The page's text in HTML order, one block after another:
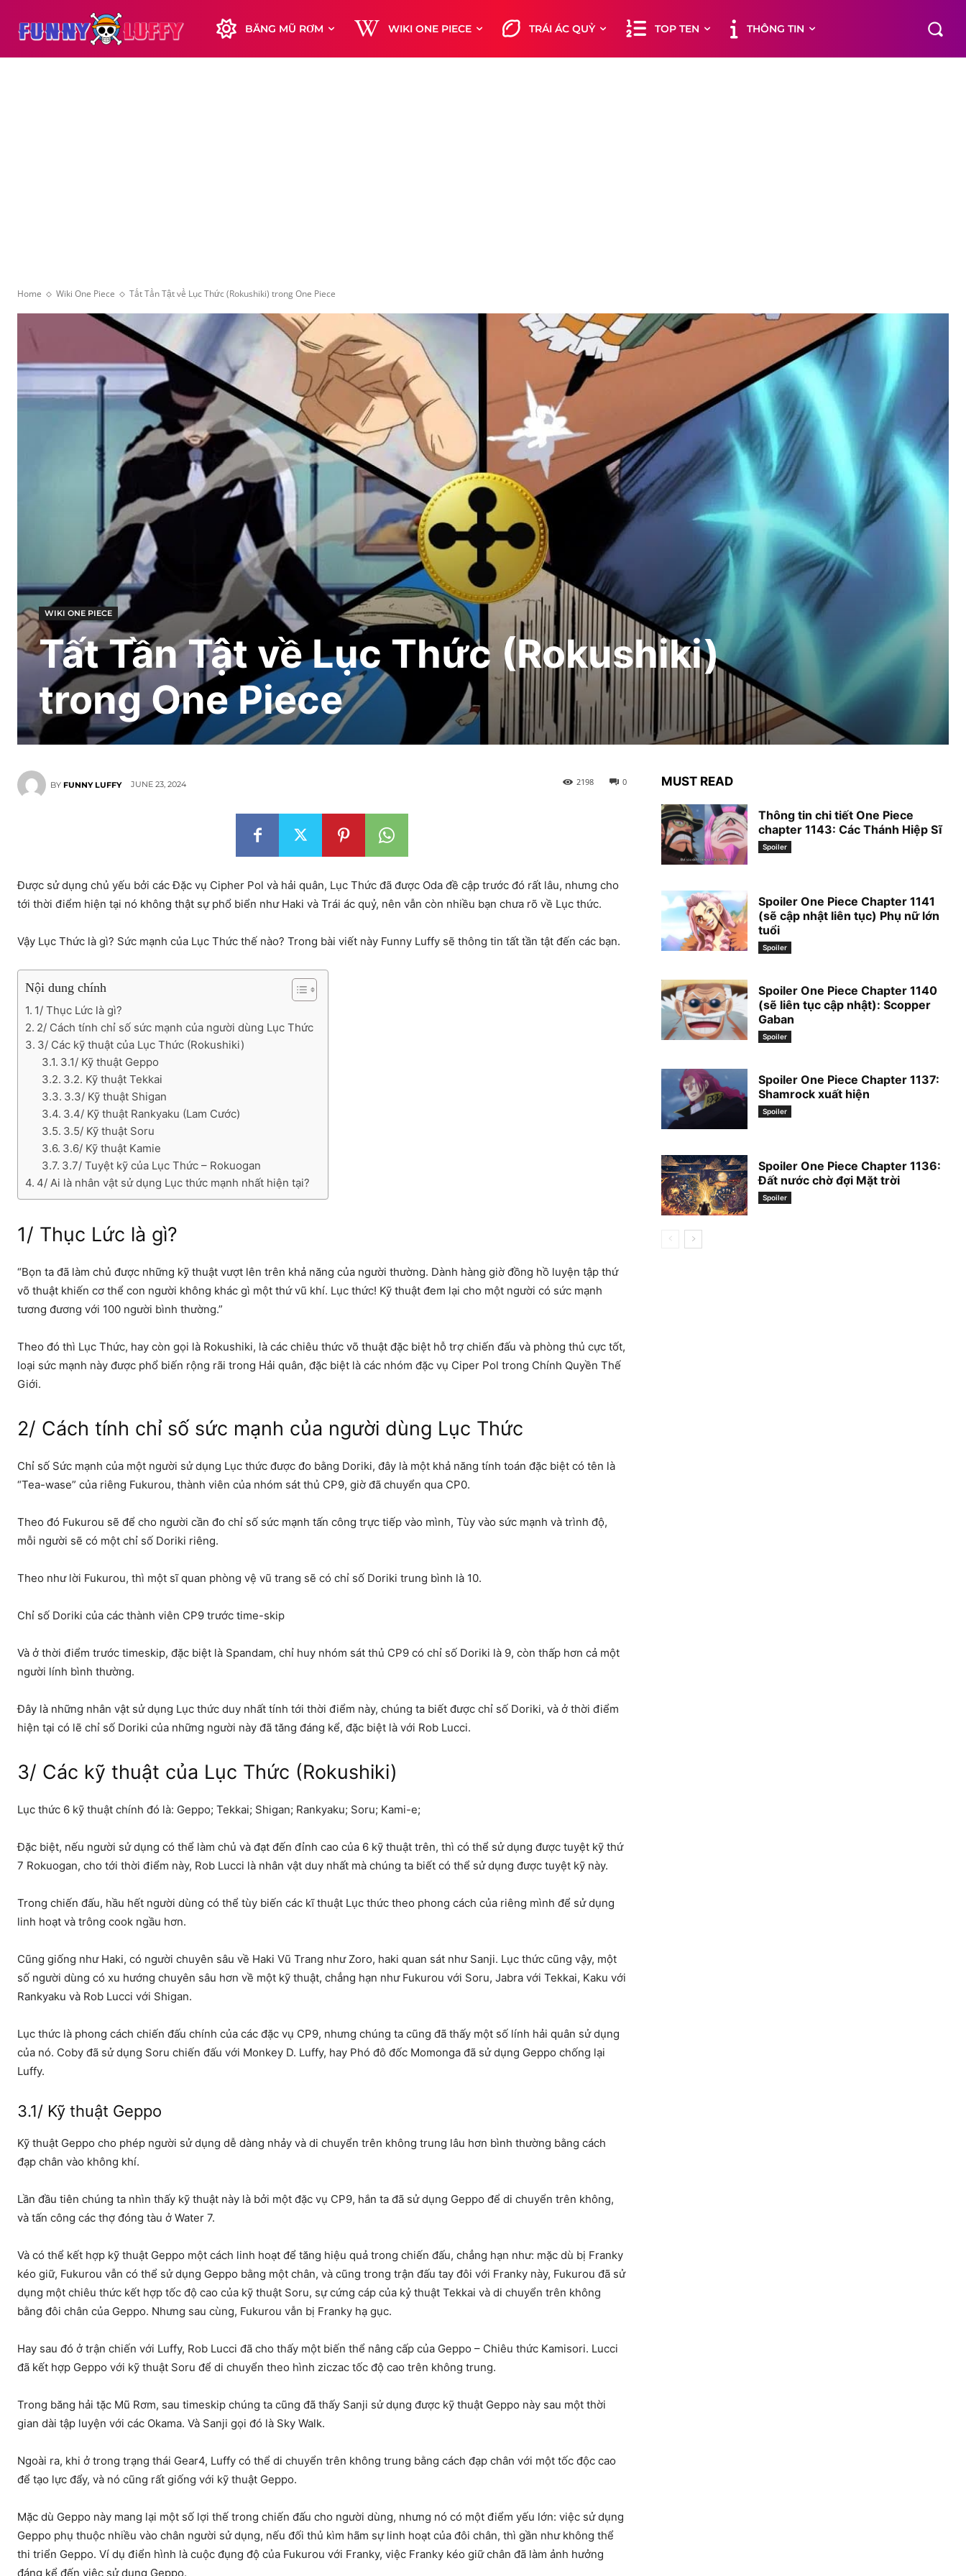
BĂNG MŨ RƠM WIKI ONE PIECE TRÁI ÁC QUỶ TOP TEN THÔNG TIN
Home Wiki One Piece Tất Tần Tật về Lục Thức (Rokushiki) trong One Piece
WIKI ONE PIECE
Tất Tần Tật về Lục Thức (Rokushiki)
trong One Piece
BY FUNNY LUFFY JUNE 23, 2024 0
2198
Được sử dụng chủ yếu bởi các Đặc vụ Cipher Pol và hải quân, Lục Thức đã được Oda đề cập trước đó rất lâu, nhưng cho
tới thời điểm hiện tại nó không thật sự phổ biển như Haki và Trái ác quỷ, nên vẫn còn nhiều bạn chưa rõ về Lục thức.
Vậy Lục Thức là gì? Sức mạnh của Lục Thức thế nào? Trong bài viết này Funny Luffy sẽ thông tin tất tần tật đến các bạn.
Nội dung chính
1/ Thục Lức là gì?
2/ Cách tính chỉ số sức mạnh của người dùng Lục Thức
3/ Các kỹ thuật của Lục Thức (Rokushiki)
3.1/ Kỹ thuật Geppo
3.2. Kỹ thuật Tekkai
3.3/ Kỹ thuật Shigan
3.4/ Kỹ thuật Rankyaku (Lam Cước)
3.5/ Kỹ thuật Soru
3.6/ Kỹ thuật Kamie
3.7/ Tuyệt kỹ của Lục Thức – Rokuogan
4/ Ai là nhân vật sử dụng Lục thức mạnh nhất hiện tại?
1/ Thục Lức là gì?
“Bọn ta đã làm chủ được những kỹ thuật vượt lên trên khả năng của người thường. Dành hàng giờ đồng hồ luyện tập thứ
võ thuật khiến cơ thể con người không khác gì một thứ vũ khí. Lục thức! Kỹ thuật đem lại cho một người có sức mạnh
tương đương với 100 người bình thường.”
Theo đó thì Lục Thức, hay còn gọi là Rokushiki, là các chiêu thức võ thuật đặc biệt hỗ trợ chiến đấu và phòng thủ cực tốt,
loại sức mạnh này được phổ biến rộng rãi trong Hải quân, đặc biệt là các nhóm đặc vụ Ciper Pol trong Chính Quyền Thế
Giới.
2/ Cách tính chỉ số sức mạnh của người dùng Lục Thức
Chỉ số Sức mạnh của một người sử dụng Lục thức được đo bằng Doriki, đây là một khả năng tính toán đặc biệt có tên là
“Tea-wase” của riêng Fukurou, thành viên của nhóm sát thủ CP9, giờ đã chuyển qua CP0.
Theo đó Fukurou sẽ để cho người cần đo chỉ số sức mạnh tấn công trực tiếp vào mình, Tùy vào sức mạnh và trình độ,
mỗi người sẽ có một chỉ số Doriki riêng.
Theo như lời Fukurou, thì một sĩ quan phòng vệ vũ trang sẽ có chỉ số Doriki trung bình là 10.
Chỉ số Doriki của các thành viên CP9 trước time-skip
Và ở thời điểm trước timeskip, đặc biệt là Spandam, chỉ huy nhóm sát thủ CP9 có chỉ số Doriki là 9, còn thấp hơn cả một
người lính bình thường.
Đây là những nhân vật sử dụng Lục thức duy nhất tính tới thời điểm này, chúng ta biết được chỉ số Doriki, và ở thời điểm
hiện tại có lẽ chỉ số Doriki của những người này đã tăng đáng kể, đặc biệt là với Rob Lucci.
3/ Các kỹ thuật của Lục Thức (Rokushiki)
Lục thức 6 kỹ thuật chính đó là: Geppo; Tekkai; Shigan; Rankyaku; Soru; Kami-e;
Đặc biệt, nếu người sử dụng có thể làm chủ và đạt đến đỉnh cao của 6 kỹ thuật trên, thì có thể sử dụng được tuyệt kỹ thứ
7 Rokuogan, cho tới thời điểm này, Rob Lucci là nhân vật duy nhất mà chúng ta biết có thể sử dụng được tuyệt kỹ này.
Trong chiến đấu, hầu hết người dùng có thể tùy biến các kĩ thuật Lục thức theo phong cách của riêng mình để sử dụng
linh hoạt và trông cook ngầu hơn.
Cũng giống như Haki, có người chuyên sâu về Haki Vũ Trang như Zoro, haki quan sát như Sanji. Lục thức cũng vậy, một
số người dùng có xu hướng chuyên sâu hơn về một kỹ thuật, chẳng hạn như Fukurou với Soru, Jabra với Tekkai, Kaku với
Rankyaku và Rob Lucci với Shigan.
Lục thức là phong cách chiến đấu chính của các đặc vụ CP9, nhưng chúng ta cũng đã thấy một số lính hải quân sử dụng
của nó. Coby đã sử dụng Soru chiến đấu với Monkey D. Luffy, hay Phó đô đốc Momonga đã sử dụng Geppo chống lại
Luffy.
3.1/ Kỹ thuật Geppo
Kỹ thuật Geppo cho phép người sử dụng dễ dàng nhảy và di chuyển trên không trung lâu hơn bình thường bằng cách
đạp chân vào không khí.
Lần đầu tiên chúng ta nhìn thấy kỹ thuật này là bởi một đặc vụ CP9, hắn ta đã sử dụng Geppo để di chuyển trên không,
và tấn công các thợ đóng tàu ở Water 7.
Và có thể kết hợp kỹ thuật Geppo một cách linh hoạt để tăng hiệu quả trong chiến đấu, chẳng hạn như: mặc dù bị Franky
kéo giữ, Fukurou vẫn có thể sử dụng Geppo bằng một chân, và cũng trong trận đấu tay đôi với Franky này, Fukurou đã sử
dụng một chiêu thức kết hợp tốc độ cao của kỹ thuật Soru, sự cứng cáp của kỷ thuật Tekkai và di chuyển trên không
bằng đôi chân của Geppo. Nhưng sau cùng, Fukurou vẫn bị Franky hạ gục.
Hay sau đó ở trận chiến với Luffy, Rob Lucci đã cho thấy một biến thể nâng cấp của Geppo – Chiêu thức Kamisori. Lucci
đã kết hợp Geppo với kỹ thuật Soru để di chuyển theo hình ziczac tốc độ cao trên không trung.
Trong băng hải tặc Mũ Rơm, sau timeskip chúng ta cũng đã thấy Sanji sử dụng được kỹ thuật Geppo này sau một thời
gian dài tập luyện với các Okama. Và Sanji gọi đó là Sky Walk.
Ngoài ra, khi ở trong trạng thái Gear4, Luffy có thể di chuyển trên không trung bằng cách đạp chân với một tốc độc cao
để tạo lực đẩy, và nó cũng rất giống với kỹ thuật Geppo.
Mặc dù Geppo này mang lại một số lợi thế trong chiến đấu cho người dùng, nhưng nó có một điểm yếu lớn: việc sử dụng
Geppo phụ thuộc nhiều vào chân người sử dụng, nếu đối thủ kìm hãm sự linh hoạt của đôi chân, thì gần như không thể
thi triển Geppo. Ví dụ điển hình là cuộc đụng độ của Fukurou với Franky, việc Franky kéo giữ chân đã làm ảnh hưởng
đáng kể đến việc sử dụng Geppo.
MUST READ
Thông tin chi tiết One Piece
chapter 1143: Các Thánh Hiệp Sĩ
Spoiler
Spoiler One Piece Chapter 1141
(sẽ cập nhật liên tục) Phụ nữ lớn
tuổi
Spoiler
Spoiler One Piece Chapter 1140
(sẽ liên tục cập nhật): Scopper
Gaban
Spoiler
Spoiler One Piece Chapter 1137:
Shamrock xuất hiện
Spoiler
Spoiler One Piece Chapter 1136:
Đất nước chờ đợi Mặt trời
Spoiler